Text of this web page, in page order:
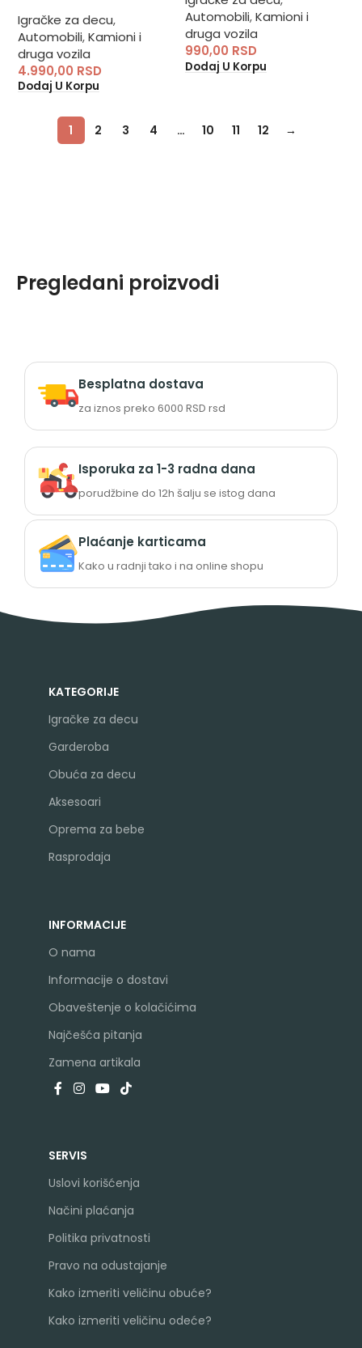
Igračke za decu,
Automobili, Kamioni i
druga vozila
4.990,00 RSD
Dodaj U Korpu
Automobili,Kamioni i
druga vozila
990,00 RSD
Dodaj U Korpu
1 2 3 4 … 10 11 12 →
Pregledani proizvodi
Besplatna dostava
za iznos preko 6000 RSD rsd
Isporuka za 1-3 radna dana
porudžbine do 12h šalju se istog dana
Plaćanje karticama
Kako u radnji tako i na online shopu
KATEGORIJE
Igračke za decu
Garderoba
Obuća za decu
Aksesoari
Oprema za bebe
Rasprodaja
INFORMACIJE
O nama
Informacije o dostavi
Obaveštenje o kolačićima
Najčešća pitanja
Zamena artikala
SERVIS
Uslovi korišćenja
Načini plaćanja
Politika privatnosti
Pravo na odustajanje
Kako izmeriti veličinu obuće?
Kako izmeriti veličinu odeće?